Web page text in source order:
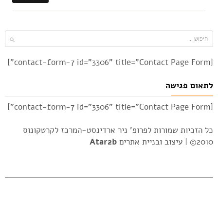
[contact-form-7 id="3306" title="Contact Page Form"]
לתאום פגישה
[contact-form-7 id="3306" title="Contact Page Form"]
כל הזכיות שמורות לפרופ' ניר ארדינסט-המרכז לקרטקונוס
2010© |
עיצוב ובניית אתרים Atar2b